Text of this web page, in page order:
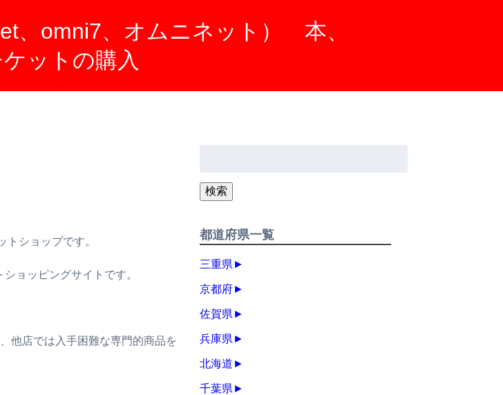
、omni7、オムニネット） 本、
ットの購入
トショップです。
ョッピングサイトです。
他店では入手困難な専門的商品を
検索
都道府県一覧
三重県 ►
京都府►
佐賀県 ►
兵庫県 ►
北海道 ►
千葉県 ►